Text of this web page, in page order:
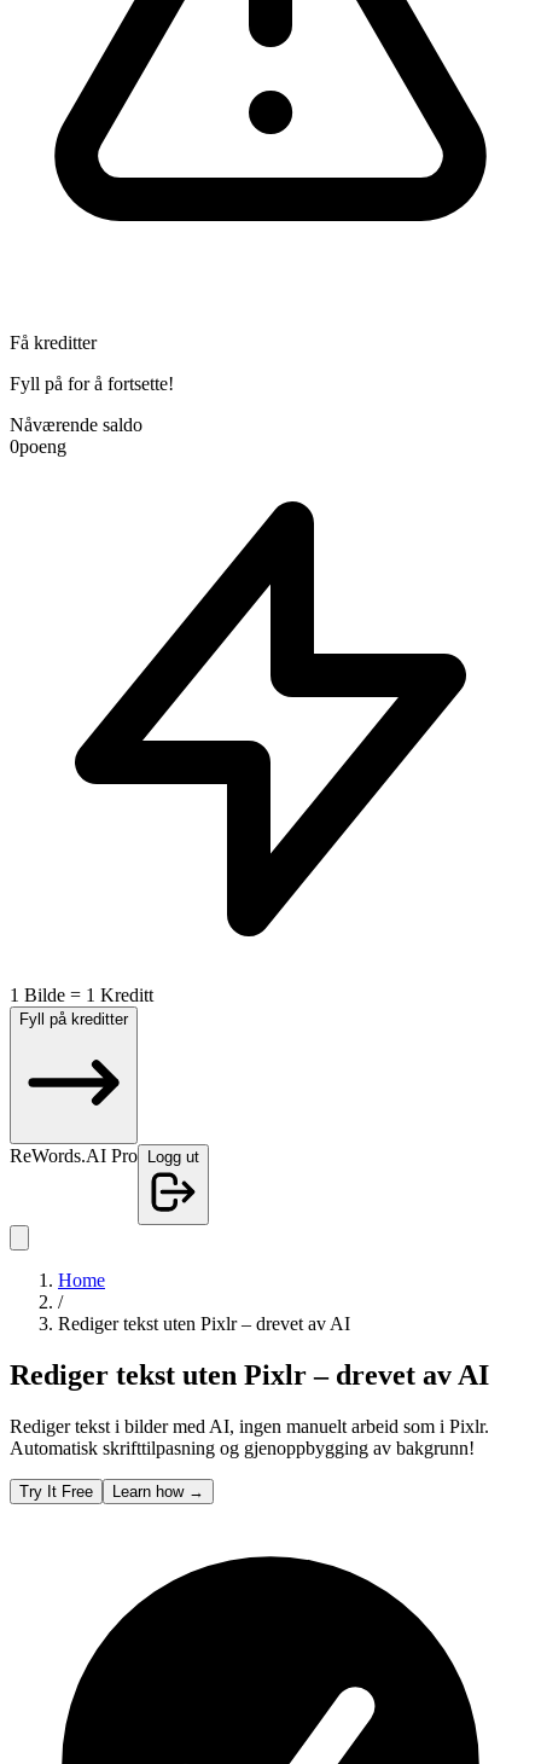
Få kreditter
Fyll på for å fortsette!
Nåværende saldo
0poeng
1 Bilde = 1 Kreditt
Fyll på kreditter
ReWords.AI Pro Logg ut
Home
/
Rediger tekst uten Pixlr – drevet av AI
Rediger tekst uten Pixlr – drevet av AI
Rediger tekst i bilder med AI, ingen manuelt arbeid som i Pixlr.
Automatisk skrifttilpasning og gjenoppbygging av bakgrunn!
Try It Free Learn how →